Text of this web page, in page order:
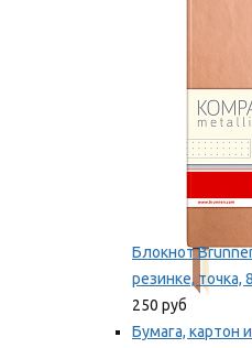
Блокнот
резинке, точка,
250 руб
Бумага, картон